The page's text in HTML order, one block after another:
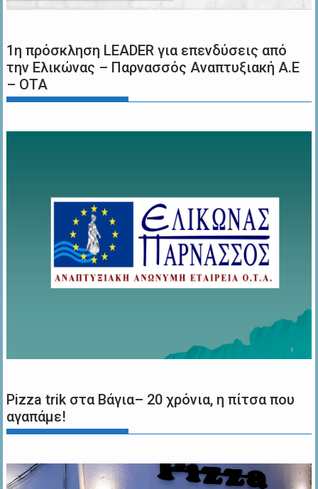
1η πρόσκληση LEADER για επενδύσεις από
την Ελικώνας – Παρνασσός Αναπτυξιακή Α.Ε
– ΟΤΑ
Pizza trik στα Βάγια– 20 χρόνια, η πίτσα που
αγαπάμε!